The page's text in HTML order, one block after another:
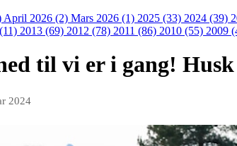
April 2026 (2) Mars 2026 (1) 2025 (33) 2024 (39)
2013 (69) 2012 (78) 2011 (86) 2010 (55) 2009
til vi er i gang! Husk
2024